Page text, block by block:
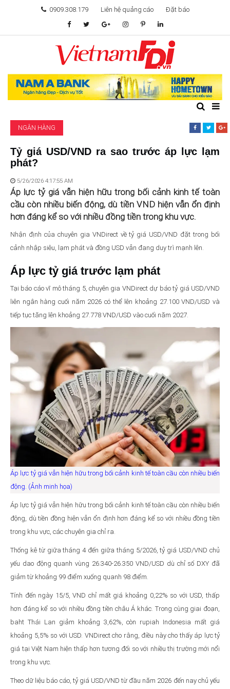
0909.308.179 Liên hệ quảng cáo Đặt báo
TÂM ĐIỂM ĐẦU TƯ
TÀI CHÍNH
KHỞI NGHIỆP
GIẢI TRÍ & CÔNG NGHỆ
NGÂN HÀNG
Tỷ giá USD/VND ra sao trước áp lực lạm
phát?
5/26/2026 4:17:55 AM
Áp lực tỷ giá vẫn hiện hữu trong bối cảnh kinh tế toàn
cầu còn nhiều biến động, dù tiền VND hiện vẫn ổn định
hơn đáng kể so với nhiều đồng tiền trong khu vực.
Nhận định của chuyên gia VNDirect về tỷ giá USD/VND đặt trong bối
cảnh nhập siêu, lạm phát và đồng USD vẫn đang duy trì mạnh lên.
Áp lực tỷ giá trước lạm phát
Tại báo cáo vĩ mô tháng 5, chuyên gia VNDirect dự báo tỷ giá USD/VND
liên ngân hàng cuối năm 2026 có thể lên khoảng 27.100 VND/USD và
tiếp tục tăng lên khoảng 27.778 VND/USD vào cuối năm 2027.
Áp lực tỷ giá vẫn hiện hữu trong bối cảnh kinh tế toàn cầu còn nhiều biến
động. (Ảnh minh họa)
Áp lực tỷ giá vẫn hiện hữu trong bối cảnh kinh tế toàn cầu còn nhiều biến
động, dù tiền đồng hiện vẫn ổn định hơn đáng kể so với nhiều đồng tiền
trong khu vực, các chuyên gia chỉ ra.
Thống kê từ giữa tháng 4 đến giữa tháng 5/2026, tỷ giá USD/VND chủ
yếu dao động quanh vùng 26.340-26.350 VND/USD dù chỉ số DXY đã
giảm từ khoảng 99 điểm xuống quanh 98 điểm.
Tính đến ngày 15/5, VND chỉ mất giá khoảng 0,22% so với USD, thấp
hơn đáng kể so với nhiều đồng tiền châu Á khác. Trong cùng giai đoạn,
baht Thái Lan giảm khoảng 3,62%, còn rupiah Indonesia mất giá
khoảng 5,5% so với USD. VNDirect cho rằng, điều này cho thấy áp lực tỷ
giá tại Việt Nam hiện thấp hơn tương đối so với nhiều thị trường mới nổi
trong khu vực.
Theo dữ liệu báo cáo, tỷ giá USD/VND từ đầu năm 2026 đến nay chủ yếu